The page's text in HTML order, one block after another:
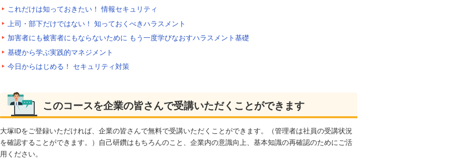
これだけは知っておきたい！ 情報セキュリティ
上司・部下だけではない！ 知っておくべきハラスメント
加害者にも被害者にもならないために もう一度学びなおすハラスメント基礎
基礎から学ぶ実践的マネジメント
今日からはじめる！ セキュリティ対策
このコースを企業の皆さんで受講いただくことができます
大塚IDをご登録いただければ、企業の皆さんで無料で受講いただくことができます。（管理者は社員の受講状況
を確認することができます。）自己研鑽はもちろんのこと、企業内の意識向上、基本知識の再確認のためにご活
用ください。